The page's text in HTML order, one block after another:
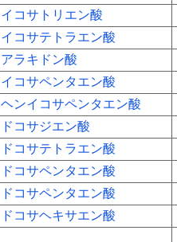
イコサトリエン酸
イコサテトラエン酸
アラキドン酸
イコサペンタエン酸
ヘンイコサペンタエン酸
ドコサジエン酸
ドコサテトラエン酸
ドコサペンタエン酸
ドコサペンタエン酸
ドコサヘキサエン酸